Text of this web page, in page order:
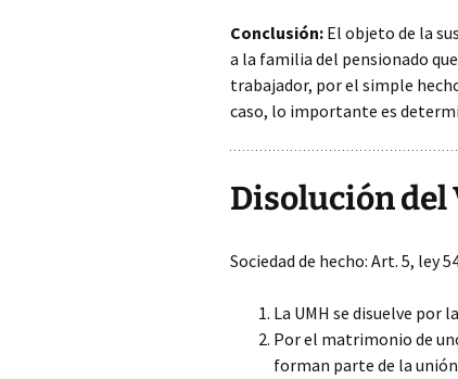
Conclusión: El objeto de la
a la familia del pensionado
trabajador, por el simple
caso, lo importante es
Disolución
Sociedad de hecho: Art. 5, ley
La UMH se disuelve por
Por el matrimonio de
forman parte de la